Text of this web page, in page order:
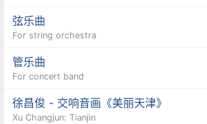
弦乐曲
For string orchestra
管乐曲
For concert band
徐昌俊 - 交响音画《美丽天津》
Xu Changjun: Tianjin